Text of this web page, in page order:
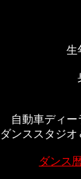
生
自動車ディ
ンススタジ
ダンス